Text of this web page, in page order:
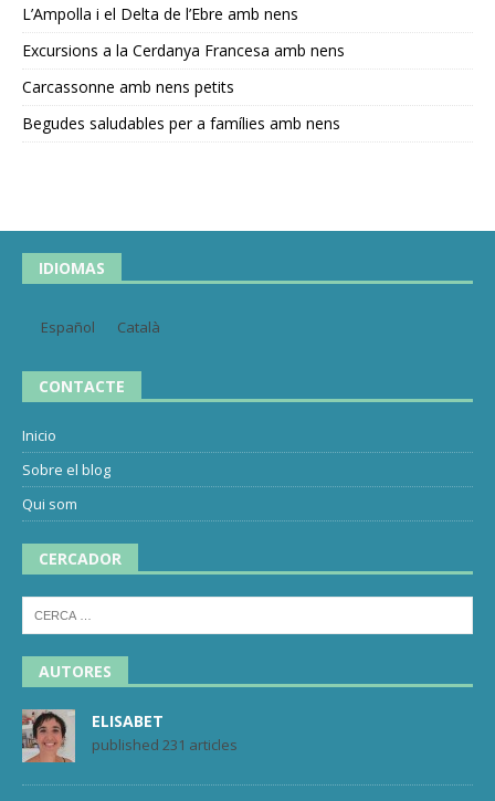
L’Ampolla i el Delta de l’Ebre amb nens
Excursions a la Cerdanya Francesa amb nens
Carcassonne amb nens petits
Begudes saludables per a famílies amb nens
IDIOMAS
Español Català
CONTACTE
Inicio
Sobre el blog
Qui som
CERCADOR
AUTORES
ELISABET
published 231 articles